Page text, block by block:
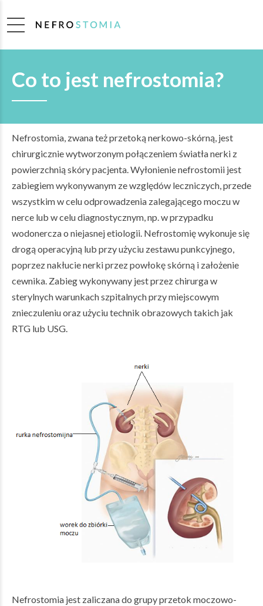
Co to jest nefrostomia?
Nefrostomia, zwana też przetoką nerkowo-skórną, jest
chirurgicznie wytworzonym połączeniem światła nerki z
powierzchnią skóry pacjenta. Wyłonienie nefrostomii jest
zabiegiem wykonywanym ze względów leczniczych, przede
wszystkim w celu odprowadzenia zalegającego moczu w
nerce lub w celu diagnostycznym, np. w przypadku
wodonercza o niejasnej etiologii. Nefrostomię wykonuje się
drogą operacyjną lub przy użyciu zestawu punkcyjnego,
poprzez nakłucie nerki przez powłokę skórną i założenie
cewnika. Zabieg wykonywany jest przez chirurga w
sterylnych warunkach szpitalnych przy miejscowym
znieczuleniu oraz użyciu technik obrazowych takich jak
RTG lub USG.
Nefrostomia jest zaliczana do grupy przetok moczowo-